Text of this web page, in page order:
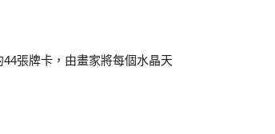
張牌卡，由畫家將每個水晶天